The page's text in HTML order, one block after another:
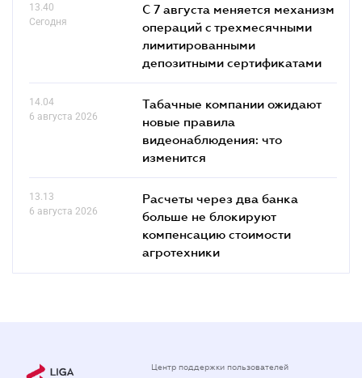
13.40
Сегодня
С 7 августа меняется механизм
операций с трехмесячными
лимитированными
депозитными сертификатами
14.04
6 августа 2026
Табачные компании ожидают
новые правила
видеонаблюдения: что
изменится
13.13
6 августа 2026
Расчеты через два банка
больше не блокируют
компенсацию стоимости
агротехники
Центр поддержки пользователей